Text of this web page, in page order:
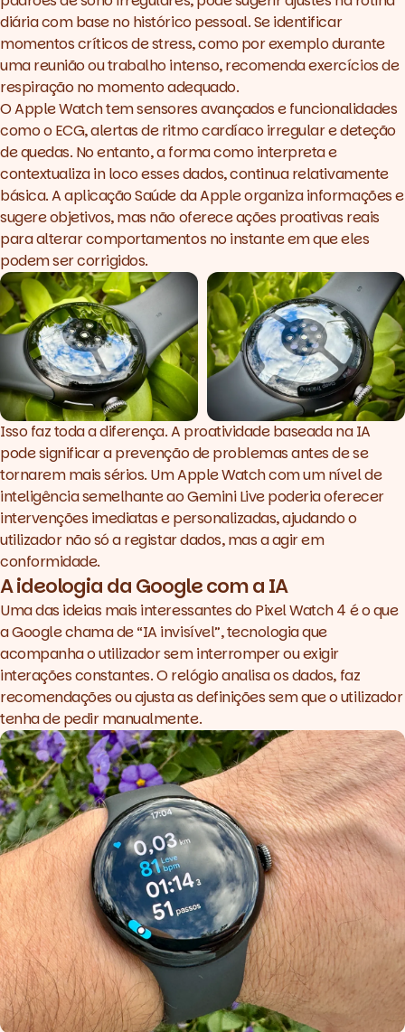
diária com base no histórico pessoal. Se identificar
momentos críticos de stress, como por exemplo durante
uma reunião ou trabalho intenso, recomenda exercícios de
respiração no momento adequado.
O Apple Watch tem sensores avançados e funcionalidades
como o ECG, alertas de ritmo cardíaco irregular e deteção
de quedas. No entanto, a forma como interpreta e
contextualizain locoesses dados, continua relativamente
básica. A aplicação Saúde da Apple organiza informações e
sugere objetivos, mas não oferece ações proativas reais
para alterar comportamentos no instante em que eles
podem ser corrigidos.
Isso faz toda a diferença. A proatividade baseada na IA
pode significar a prevenção de problemas antes de se
tornarem mais sérios. Um Apple Watch com um nível de
inteligência semelhante ao Gemini Live poderia oferecer
intervenções imediatas e personalizadas, ajudando o
utilizador não só a registar dados, mas a agir em
conformidade.
A ideologia da Google com a IA
Uma das ideias mais interessantes do Pixel Watch 4 é o que
a Google chama de “IA invisível”, tecnologia que
acompanha o utilizador sem interromper ou exigir
interações constantes. O relógio analisa os dados, faz
recomendações ou ajusta as definições sem que o utilizador
tenha de pedir manualmente.